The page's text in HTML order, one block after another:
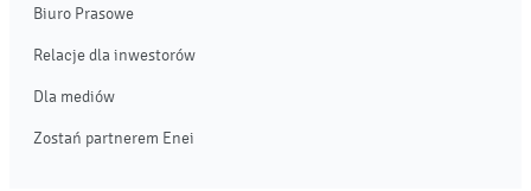
Biuro Prasowe
Relacje dla inwestorów
Dla mediów
Zostań partnerem Enei